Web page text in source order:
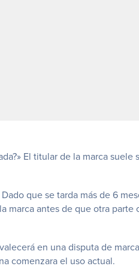
El titular de la marca suele
que se tarda más de 6
marca antes de que otra parte
en una disputa de
comenzara el uso actual.